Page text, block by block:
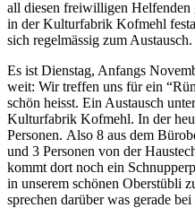
all diesen freiwilligen Helfenden
in der Kulturfabrik Kofmehl
sich regelmässig zum Austausch.
Es ist Dienstag, Anfangs
weit: Wir treffen uns für ein
schön heisst. Ein Austausch
Kulturfabrik Kofmehl. In der
Personen. Also 8 aus dem
und 3 Personen von der
kommt dort noch ein
in unserem schönen Oberstübli
sprechen darüber was gerade